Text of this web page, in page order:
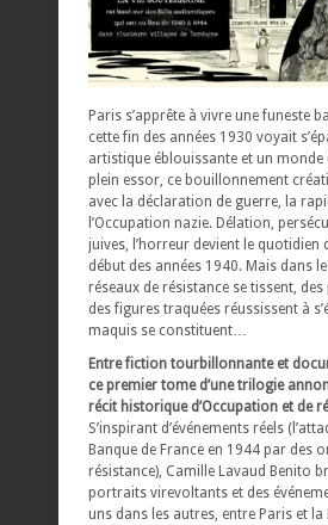
Paris s’apprête à vivre une funeste
cette fin des années 1930 voyait
artistique éblouissante et un monde
plein essor, ce bouillonnement
avec la déclaration de guerre, la
l’Occupation nazie. Délation,
juives, l’horreur devient le quotidien
début des années 1940. Mais dans
réseaux de résistance se tissent,
des figures traquées réussissent à
maquis se constituent…
Entre fiction tourbillonnante et
ce premier tome d’une trilogie
récit historique d’Occupation et de
S’inspirant d’événements réels
Banque de France en 1944 par des
résistance), Camille Lavaud Benito
portraits virevoltants et des
uns dans les autres, entre Paris et